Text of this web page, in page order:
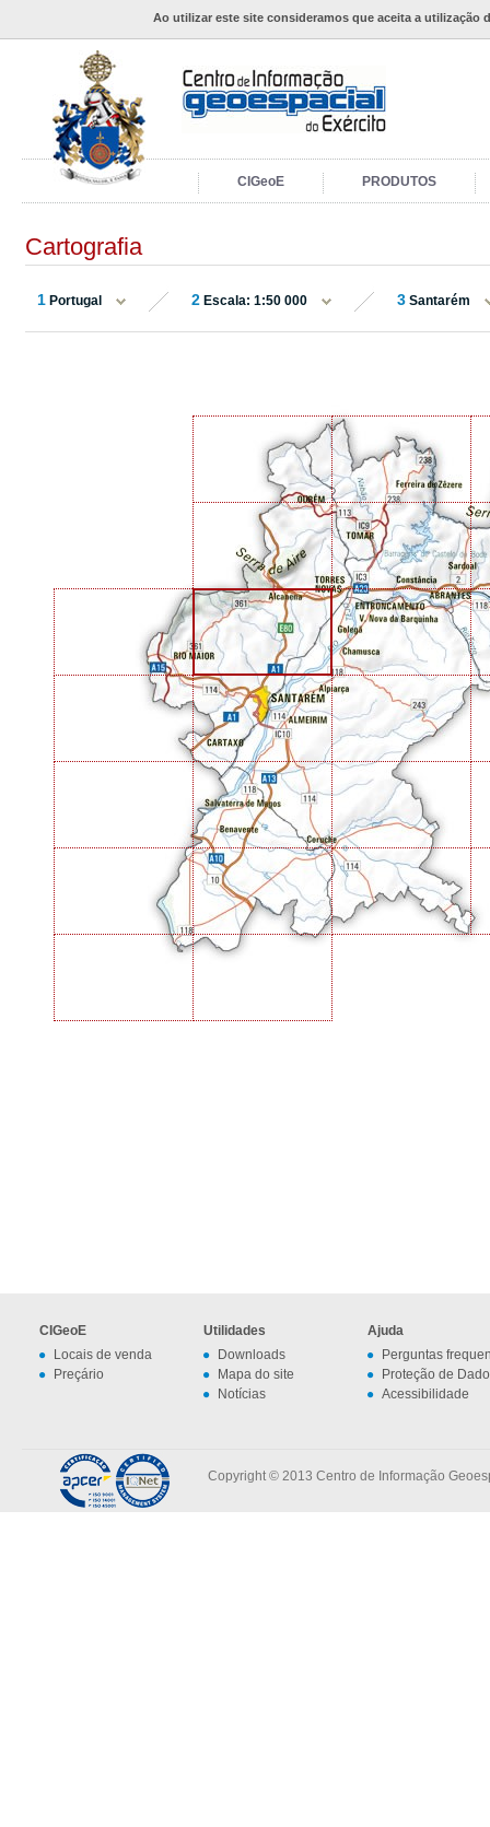
Ao utilizar este site consideramos que aceita a utilização
CIGeoE PRODUTOS
Cartografia
1 Portugal 2 Escala: 1:50 000 3 Santarém
CIGeoE
Locais de venda
Preçário
Utilidades
Downloads
Mapa do site
Notícias
Ajuda
Perguntas
Proteção de
Acessibilidade
Copyright © 2013 Centro de Informação